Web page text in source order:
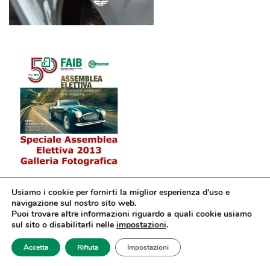
4746886 | Sito web sviluppato da
dm3
Usiamo i cookie per fornirti la miglior esperienza d'uso e
navigazione sul nostro sito web.
Puoi trovare altre informazioni riguardo a quali cookie usiamo
sul sito o disabilitarli nelle impostazioni.
Accetta Rifiuta Impostazioni